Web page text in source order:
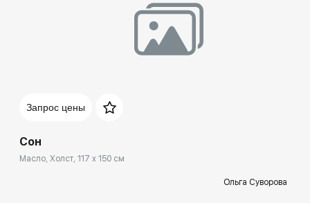
Запрос цены
Сон
Масло, Холст, 117 x 150 см
Ольга Суворова